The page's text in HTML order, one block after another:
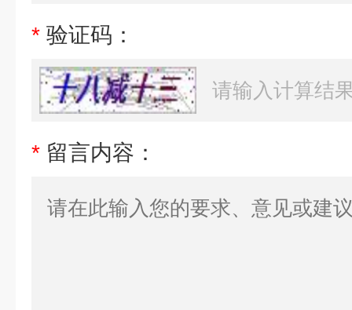
* 验证码：
* 留言内容：